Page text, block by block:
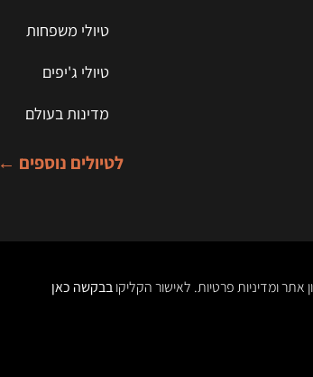
טיולי משפחות
טיולי ג'יפים
מדינות בעולם
לטיולים נוספים ←
בבקשה כאן